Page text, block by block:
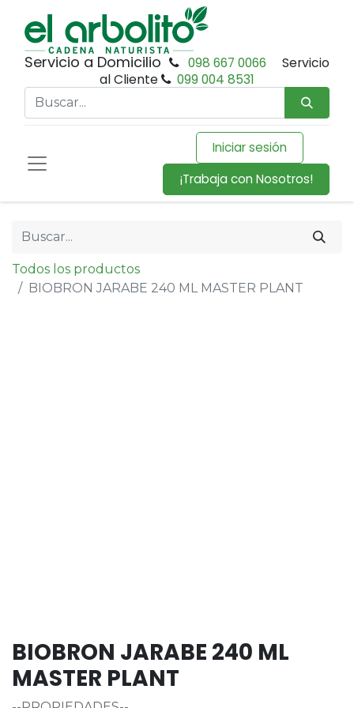
Servicio a Domicilio 098 667 0066
Servicio
al Cliente
099 004 8531
Iniciar sesión
¡Trabaja con Nosotros!
Todos los productos
BIOBRON JARABE 240 ML MASTER PLANT
BIOBRON JARABE 240 ML
MASTER PLANT